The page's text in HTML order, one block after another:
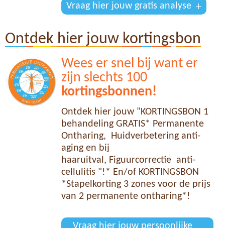
Vraag hier jouw gratis analyse
Ontdek hier jouw kortingsbon
Wees er snel bij want er
zijn slechts 100
kortingsbonnen!
Ontdek hier jouw "KORTINGSBON 1
behandeling GRATIS* Permanente
Ontharing, Huidverbetering anti-
aging en bij
haaruitval, Figuurcorrectie anti-
cellulitis "!* En/of KORTINGSBON
*Stapelkorting 3 zones voor de prijs
van 2 permanente ontharing*!
Vraag hier jouw persoonlijke